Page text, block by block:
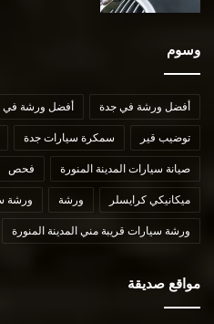
وسوم
أفضل ورشة في جدة أفضل ورشة في
توضيب قير سمكرة سيارات جدة
صيانة سيارات المدينة المنورة فحص
ميكانيكي كرايسلر ورشة ورشة
ورشة سيارات قريبة مني المدينة المنورة
مواقع صديقة